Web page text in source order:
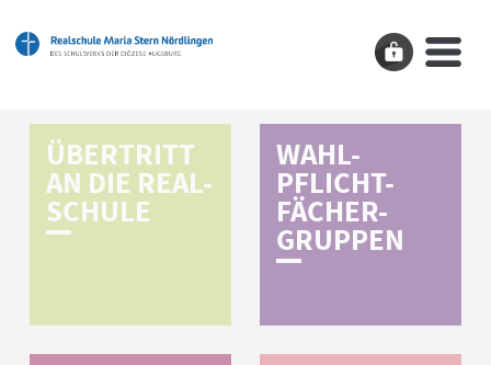
ÜBERTRITT
AN DIE REAL-
SCHULE
WAHL-
PFLICHT-
FÄCHER-
GRUPPEN